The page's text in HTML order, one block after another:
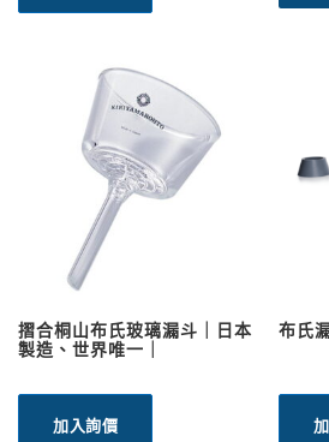
摺合桐山布氏玻璃漏斗｜日本
製造、世界唯一｜
加入詢價
布氏